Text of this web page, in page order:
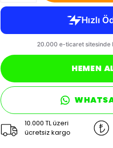
HEMEN
10.000 TL üzeri
ücretsiz kargo